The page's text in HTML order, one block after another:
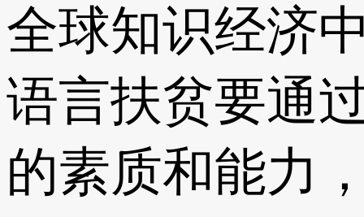
全球知识经济
语言扶贫要通
的素质和能力